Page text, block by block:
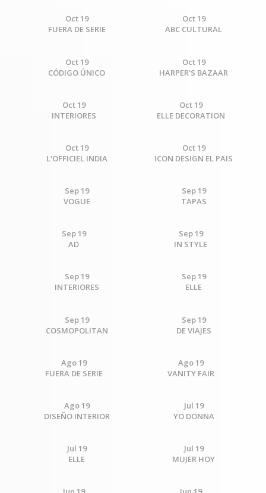
Oct 19
FUERA DE SERIE
Oct 19
ABC CULTURAL
Oct 19
CÓDIGO ÚNICO
Oct 19
HARPER'S BAZAAR
Oct 19
INTERIORES
Oct 19
ELLE DECORATION
Oct 19
L'OFFICIEL INDIA
Oct 19
ICON DESIGN EL PAIS
Sep 19
VOGUE
Sep 19
TAPAS
Sep 19
AD
Sep 19
IN STYLE
Sep 19
INTERIORES
Sep 19
ELLE
Sep 19
COSMOPOLITAN
Sep 19
DE VIAJES
Ago 19
FUERA DE SERIE
Ago 19
VANITY FAIR
Ago 19
DISEÑO INTERIOR
Jul 19
YO DONNA
Jul 19
ELLE
Jul 19
MUJER HOY